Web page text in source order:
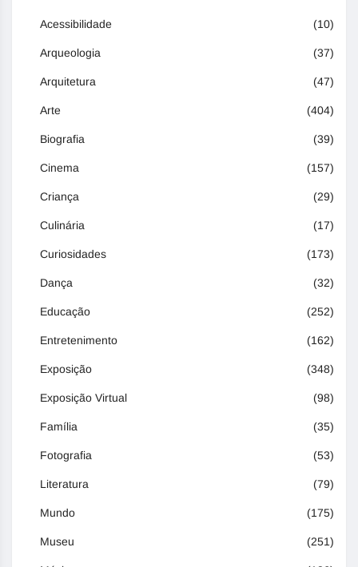
Acessibilidade (10)
Arqueologia (37)
Arquitetura (47)
Arte (404)
Biografia (39)
Cinema (157)
Criança (29)
Culinária (17)
Curiosidades (173)
Dança (32)
Educação (252)
Entretenimento (162)
Exposição (348)
Exposição Virtual (98)
Família (35)
Fotografia (53)
Literatura (79)
Mundo (175)
Museu (251)